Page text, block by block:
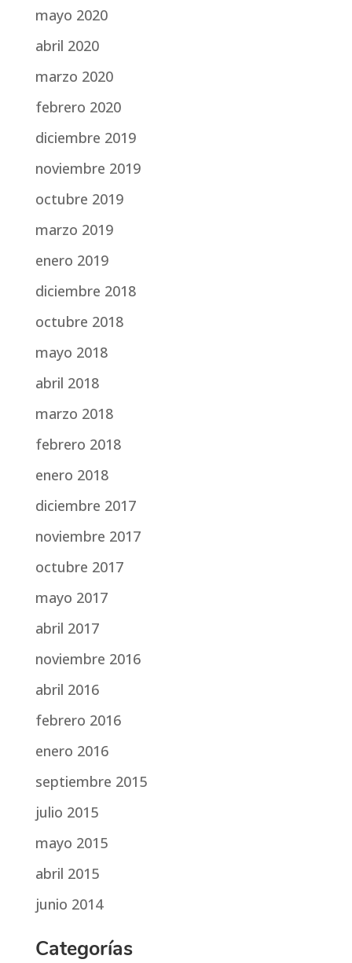
mayo 2020
abril 2020
marzo 2020
febrero 2020
diciembre 2019
noviembre 2019
octubre 2019
marzo 2019
enero 2019
diciembre 2018
octubre 2018
mayo 2018
abril 2018
marzo 2018
febrero 2018
enero 2018
diciembre 2017
noviembre 2017
octubre 2017
mayo 2017
abril 2017
noviembre 2016
abril 2016
febrero 2016
enero 2016
septiembre 2015
julio 2015
mayo 2015
abril 2015
junio 2014
Categorías